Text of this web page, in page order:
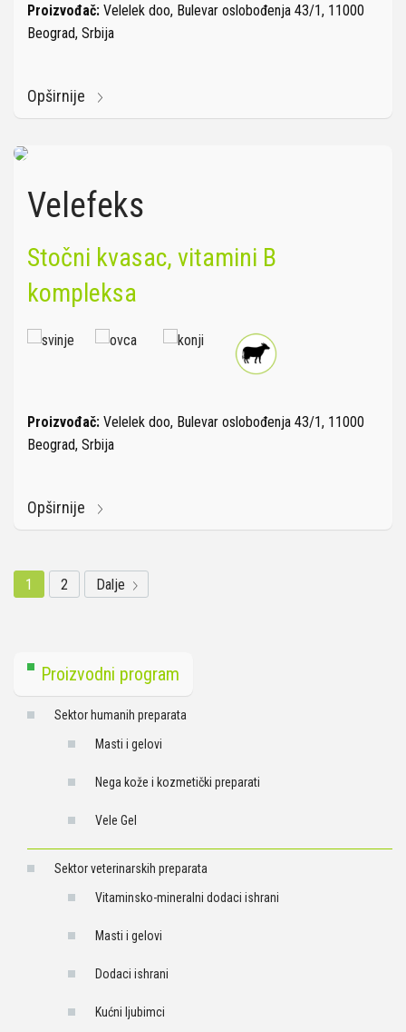
Proizvođač: Velelek doo, Bulevar oslobođenja 43/1, 11000
Beograd, Srbija
Opširnije
Velefeks
Stočni kvasac, vitamini B
kompleksa
Proizvođač: Velelek doo, Bulevar oslobođenja 43/1, 11000
Beograd, Srbija
Opširnije
1 2 Dalje
Proizvodni program
Sektor humanih preparata
Masti i gelovi
Nega kože i kozmetički preparati
Vele Gel
Sektor veterinarskih preparata
Vitaminsko-mineralni dodaci ishrani
Masti i gelovi
Dodaci ishrani
Kućni ljubimci